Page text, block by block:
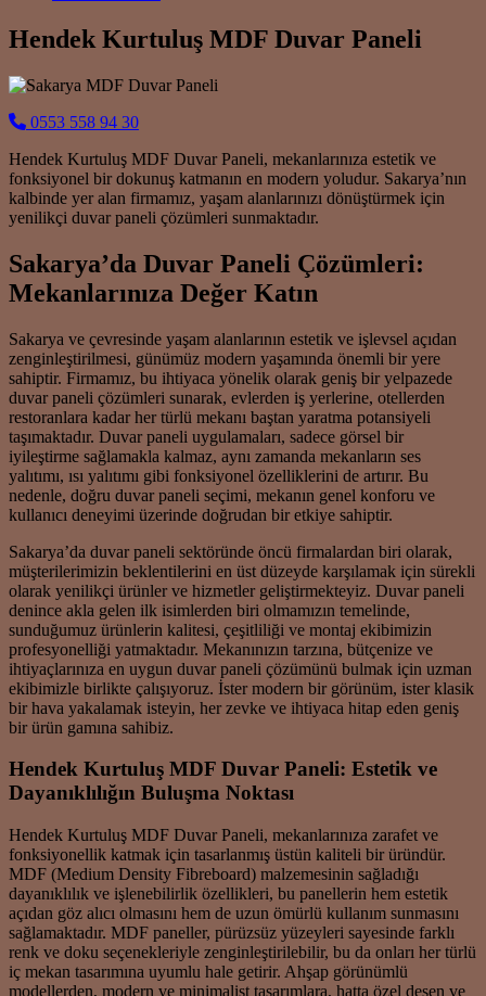
Hendek Kurtuluş MDF Duvar Paneli
0553 558 94 30
Hendek Kurtuluş MDF Duvar Paneli, mekanlarınıza estetik ve
fonksiyonel bir dokunuş katmanın en modern yoludur. Sakarya’nın
kalbinde yer alan firmamız, yaşam alanlarınızı dönüştürmek için
yenilikçi duvar paneli çözümleri sunmaktadır.
Sakarya’da Duvar Paneli Çözümleri:
Mekanlarınıza Değer Katın
Sakarya ve çevresinde yaşam alanlarının estetik ve işlevsel açıdan
zenginleştirilmesi, günümüz modern yaşamında önemli bir yere
sahiptir. Firmamız, bu ihtiyaca yönelik olarak geniş bir yelpazede
duvar paneli çözümleri sunarak, evlerden iş yerlerine, otellerden
restoranlara kadar her türlü mekanı baştan yaratma potansiyeli
taşımaktadır. Duvar paneli uygulamaları, sadece görsel bir
iyileştirme sağlamakla kalmaz, aynı zamanda mekanların ses
yalıtımı, ısı yalıtımı gibi fonksiyonel özelliklerini de artırır. Bu
nedenle, doğru duvar paneli seçimi, mekanın genel konforu ve
kullanıcı deneyimi üzerinde doğrudan bir etkiye sahiptir.
Sakarya’da duvar paneli sektöründe öncü firmalardan biri olarak,
müşterilerimizin beklentilerini en üst düzeyde karşılamak için sürekli
olarak yenilikçi ürünler ve hizmetler geliştirmekteyiz. Duvar paneli
denince akla gelen ilk isimlerden biri olmamızın temelinde,
sunduğumuz ürünlerin kalitesi, çeşitliliği ve montaj ekibimizin
profesyonelliği yatmaktadır. Mekanınızın tarzına, bütçenize ve
ihtiyaçlarınıza en uygun duvar paneli çözümünü bulmak için uzman
ekibimizle birlikte çalışıyoruz. İster modern bir görünüm, ister klasik
bir hava yakalamak isteyin, her zevke ve ihtiyaca hitap eden geniş
bir ürün gamına sahibiz.
Hendek Kurtuluş MDF Duvar Paneli: Estetik ve
Dayanıklılığın Buluşma Noktası
Hendek Kurtuluş MDF Duvar Paneli, mekanlarınıza zarafet ve
fonksiyonellik katmak için tasarlanmış üstün kaliteli bir üründür.
MDF (Medium Density Fibreboard) malzemesinin sağladığı
dayanıklılık ve işlenebilirlik özellikleri, bu panellerin hem estetik
açıdan göz alıcı olmasını hem de uzun ömürlü kullanım sunmasını
sağlamaktadır. MDF paneller, pürüzsüz yüzeyleri sayesinde farklı
renk ve doku seçenekleriyle zenginleştirilebilir, bu da onları her türlü
iç mekan tasarımına uyumlu hale getirir. Ahşap görünümlü
modellerden, modern ve minimalist tasarımlara, hatta özel desen ve